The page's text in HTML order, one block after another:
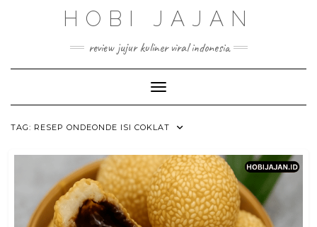
HOBI JAJAN
review jujur kuliner viral indonesia
Toggle Navigation
TAG: RESEP ONDEONDE ISI COKLAT